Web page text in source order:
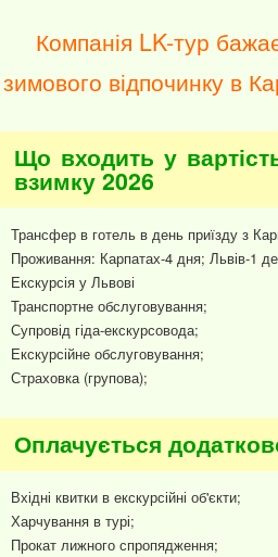
Компанія LK-тур
зимового відпочинку в
Що входить у
взимку 2026
Трансфер в готель в день приїзду з
Проживання: Карпатах-4 дня; Львів-1
Екскурсія у Львові
Транспортне обслуговування;
Супровід гіда-екскурсовода;
Екскурсійне обслуговування;
Страховка (групова);
Оплачується
Вхідні квитки в екскурсійні об'єкти;
Харчування в турі;
Прокат лижного спропядження;